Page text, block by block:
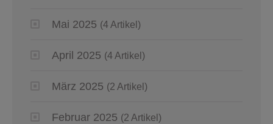
Mai 2025 (4 Artikel)
April 2025 (4 Artikel)
März 2025 (2 Artikel)
Februar 2025 (2 Artikel)